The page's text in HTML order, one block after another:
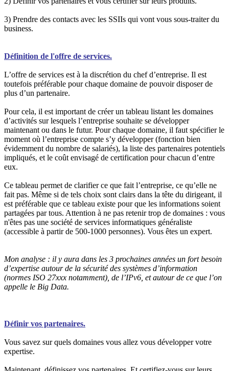
3) Prendre des contacts avec les SSIIs qui vont vous sous-traiter du
business.
Définition de l'offre de services.
L’offre de services est à la discrétion du chef d’entreprise. Il est
toutefois préférable pour chaque domaine de pouvoir disposer de
plus d’un partenaire.
Pour cela, il est important de créer un tableau listant les domaines
d’activités sur lesquels l’entreprise souhaite se développer
maintenant ou dans le futur. Pour chaque domaine, il faut spécifier le
moment où l’entreprise compte s’y développer (fonction bien
évidemment du nombre de salariés), la liste des partenaires potentiels
impliqués, et le coût envisagé de certification pour chacun d’entre
eux.
Ce tableau permet de clarifier ce que fait l’entreprise, ce qu’elle ne
fait pas. Même si de tels choix sont clairs dans la tête du dirigeant, il
est préférable que ce tableau existe pour que les informations soient
partagées par tous. Attention à ne pas retenir trop de domaines : vous
n'êtes pas une société de services informatiques généraliste
(accessible à partir de 500-1000 personnes). Vous êtes un expert.
Mon analyse : il y aura dans les 3 prochaines années un fort besoin
d’expertise autour de la sécurité des systèmes d’information
(normes ISO 27xxx notamment), de l’IPv6, et autour de ce que l’on
appelle le Big Data.
Définir vos partenaires.
Vous savez sur quels domaines vous allez vous développer votre
expertise.